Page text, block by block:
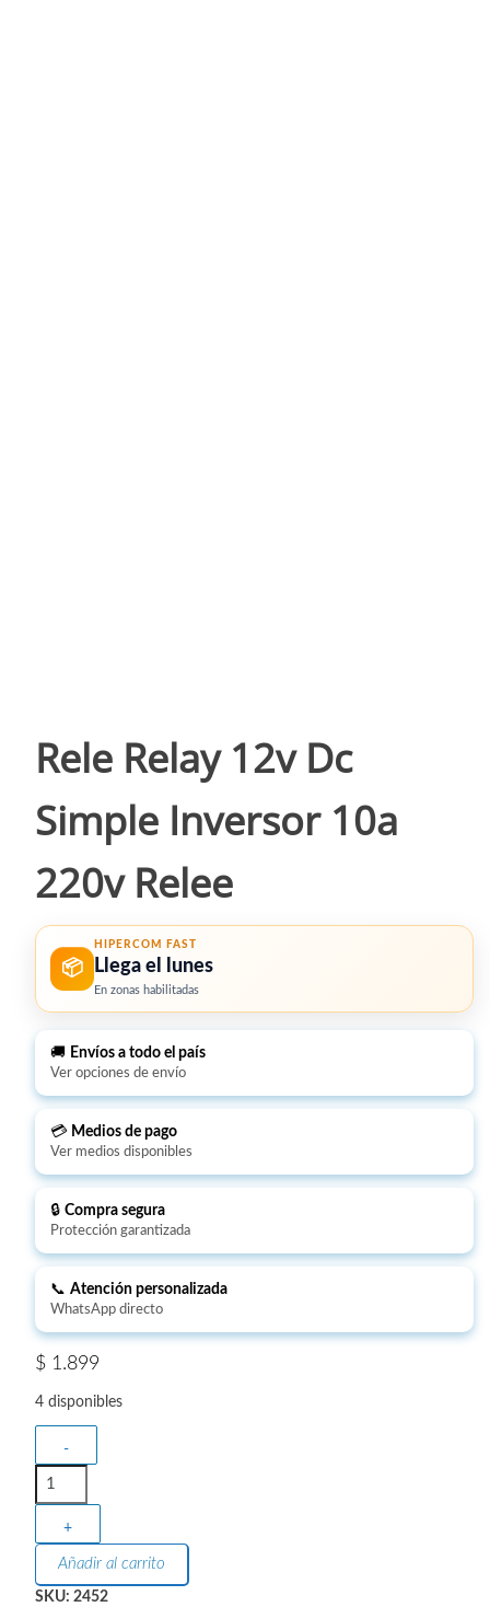
Rele Relay 12v Dc
Simple Inversor 10a
220v Relee
📦
HIPERCOM FAST
Llega el lunes
En zonas habilitadas
🚚 Envíos a todo el país
Ver opciones de envío
💳 Medios de pago
Ver medios disponibles
🔒 Compra segura
Protección garantizada
📞 Atención personalizada
WhatsApp directo
$1.899
4 disponibles
-
+
Añadir al carrito
SKU: 2452